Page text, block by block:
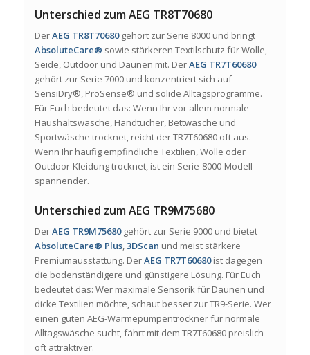
Unterschied zum AEG TR8T70680
DerAEG TR8T70680gehört zur Serie 8000 und bringt
AbsoluteCare® sowie stärkeren Textilschutz für Wolle,
Seide, Outdoor und Daunen mit. DerAEG TR7T60680
gehört zur Serie 7000 und konzentriert sich auf
SensiDry®, ProSense® und solide Alltagsprogramme.
Für Euch bedeutet das: Wenn Ihr vor allem normale
Haushaltswäsche, Handtücher, Bettwäsche und
Sportwäsche trocknet, reicht der TR7T60680 oft aus.
Wenn Ihr häufig empfindliche Textilien, Wolle oder
Outdoor-Kleidung trocknet, ist ein Serie-8000-Modell
spannender.
Unterschied zum AEG TR9M75680
DerAEG TR9M75680gehört zur Serie 9000 und bietet
AbsoluteCare® Plus,3DScan und meist stärkere
Premiumausstattung. DerAEG TR7T60680ist dagegen
die bodenständigere und günstigere Lösung. Für Euch
bedeutet das: Wer maximale Sensorik für Daunen und
dicke Textilien möchte, schaut besser zur TR9-Serie. Wer
einen guten AEG-Wärmepumpentrockner für normale
Alltagswäsche sucht, fährt mit dem TR7T60680 preislich
oft attraktiver.